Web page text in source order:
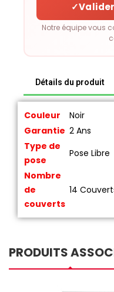
✓
Notre équipe vous
Détails du produit
Couleur
Noir
Garantie 2 Ans
Type de
pose
Pose Libre
Nombre
de
couverts
14
PRODUITS